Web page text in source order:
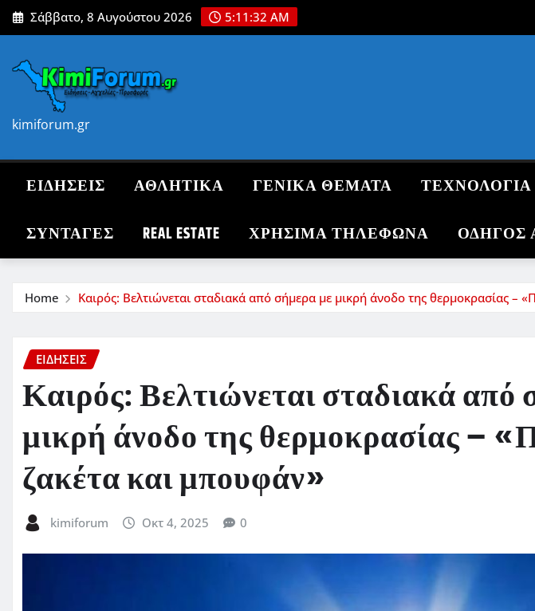
Skip
to
Σάββατο, 8 Αυγούστου 2026 5:11:34 AM
kimiforum.gr
ΕΙΔΗΣΕΙΣ ΑΘΛΗΤΙΚΑ ΓΕΝΙΚΑ ΘΕΜΑΤΑ ΤΕΧΝΟΛΟΓΙΑ
ΣΥΝΤΑΓΈΣ REAL ESTATE ΧΡΗΣΙΜΑ ΤΗΛΕΦΩΝΑ ΟΔΗΓΌΣ
Home Καιρός: Βελτιώνεται σταδιακά από σήμερα με μικρή άνοδο της θερμοκρασίας –
ΕΙΔΗΣΕΙΣ
Καιρός: Βελτιώνεται σταδιακά από
μικρή άνοδο της θερμοκρασίας –
ζακέτα και μπουφάν»
kimiforum Οκτ 4, 2025 0